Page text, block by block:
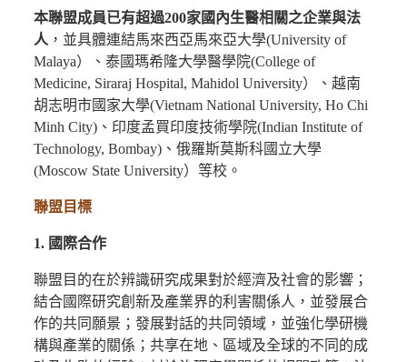
本聯盟成員已有超過200家國內生醫相關之企業與法
人 ，並具體連結馬來西亞馬來亞大學(University of
Malaya）、泰國瑪希隆大學醫學院(College of
Medicine, Siraraj Hospital, Mahidol University）、越南
胡志明市國家大學(Vietnam National University, Ho Chi
Minh City)、印度孟買印度技術學院(Indian Institute of
Technology, Bombay)、俄羅斯莫斯科國立大學
(Moscow State University）等校。
聯盟目標
1. 國際合作
聯盟目的在於辨識研究成果對於經濟及社會的影響；
結合國際研究創新及產業界的利害關係人，並發展合
作的共同願景；發展對話的共同領域，並強化學研機
構與產業的關係；共享在地、區域及全球的不同的成